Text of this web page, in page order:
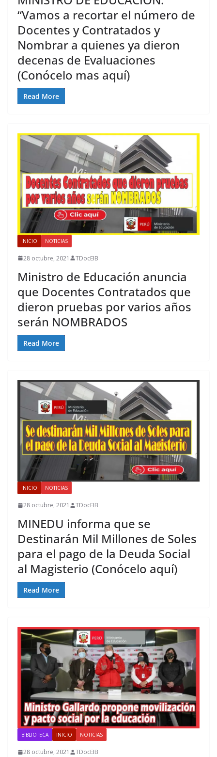
“Vamos a recortar el número de
Docentes y Contratados y
Nombrar a quienes ya dieron
decenas de Evaluaciones
(Conócelo mas aquí)
Read More
INICIO NOTICIAS
28 octubre, 2021 TDocEIB
Ministro de Educación anuncia
que Docentes Contratados que
dieron pruebas por varios años
serán NOMBRADOS
Read More
INICIO NOTICIAS
28 octubre, 2021 TDocEIB
MINEDU informa que se
Destinarán Mil Millones de Soles
para el pago de la Deuda Social
al Magisterio (Conócelo aquí)
Read More
BIBLIOTECA INICIO NOTICIAS
28 octubre, 2021 TDocEIB